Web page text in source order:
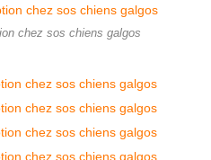
chez sos chiens galgos